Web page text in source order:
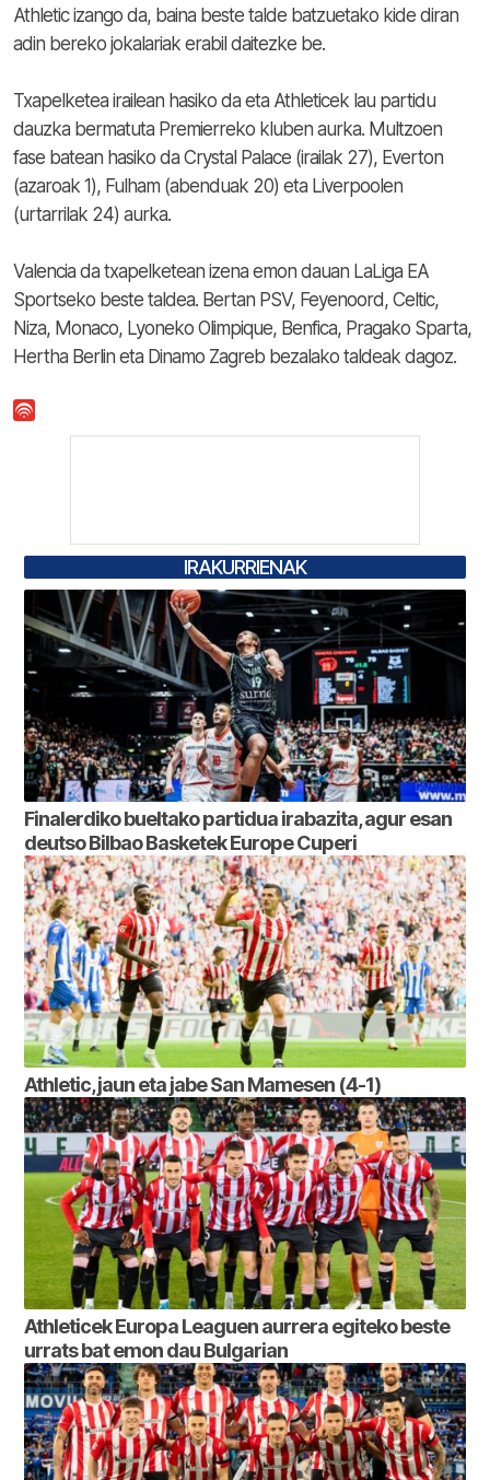
Athletic izango da, baina beste talde batzuetako kide diran
adin bereko jokalariak erabil daitezke be.
Txapelketea irailean hasiko da eta Athleticek lau partidu
dauzka bermatuta Premierreko kluben aurka. Multzoen
fase batean hasiko da Crystal Palace (irailak 27), Everton
(azaroak 1), Fulham (abenduak 20) eta Liverpoolen
(urtarrilak 24) aurka.
Valencia da txapelketean izena emon dauan LaLiga EA
Sportseko beste taldea. Bertan PSV, Feyenoord, Celtic,
Niza, Monaco, Lyoneko Olimpique, Benfica, Pragako Sparta,
Hertha Berlin eta Dinamo Zagreb bezalako taldeak dagoz.
IRAKURRIENAK
Finalerdiko bueltako partidua irabazita, agur esan
deutso Bilbao Basketek Europe Cuperi
Athletic, jaun eta jabe San Mamesen (4-1)
Athleticek Europa Leaguen aurrera egiteko beste
urrats bat emon dau Bulgarian